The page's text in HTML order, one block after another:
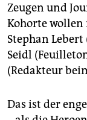
Zeugen und
Kohorte wollen
Stephan
Seidl
(Redakteur
Das ist der